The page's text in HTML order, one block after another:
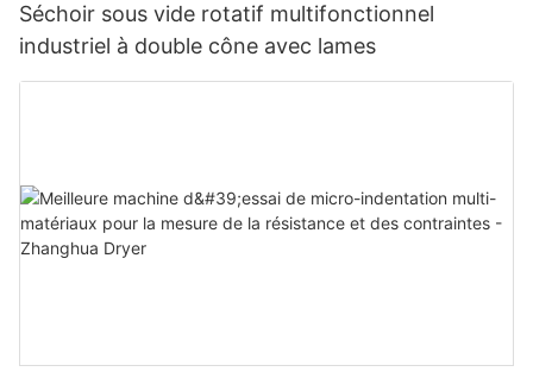
Séchoir sous vide rotatif multifonctionnel
industriel à double cône avec lames